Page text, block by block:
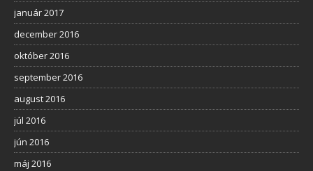
január 2017
december 2016
október 2016
september 2016
august 2016
júl 2016
jún 2016
máj 2016